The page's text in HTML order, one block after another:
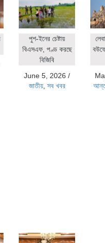
পুশ-ইনের চেষ্টায়
বিএসএফ, পণ্ড করছে
বিজিবি
June 5, 2026 /
জাতীয়, সব খবর